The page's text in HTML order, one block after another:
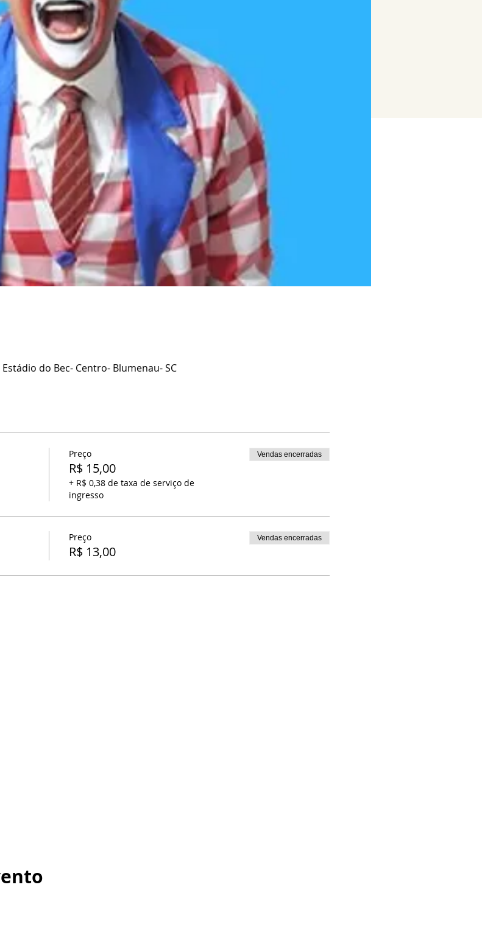
do Bec- Centro- Blumenau- SC
Preço
R$ 15,00
+ R$ 0,38 de taxa de serviço de
ingresso
Vendas encerradas
Preço
R$ 13,00
Vendas encerradas